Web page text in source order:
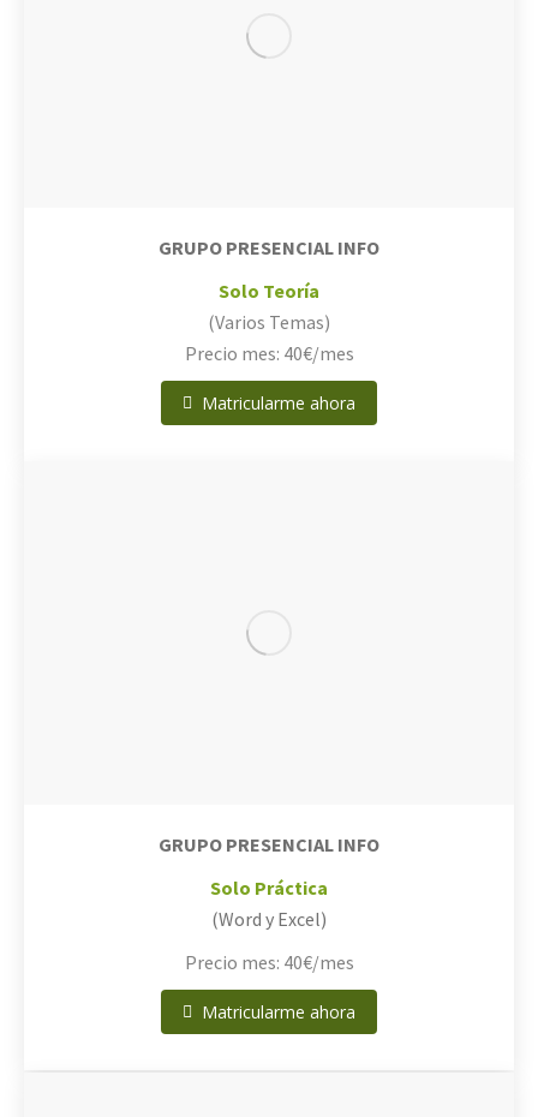
GRUPO PRESENCIAL INFO
Solo Teoría
(Varios Temas)
Precio mes: 40€/mes
Matricularme ahora
GRUPO PRESENCIAL INFO
Solo Práctica
(Word y Excel)
Precio mes: 40€/mes
Matricularme ahora